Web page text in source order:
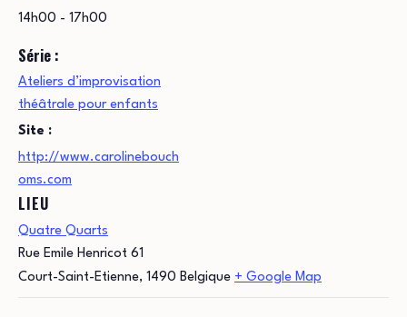
14h00 - 17h00
Série :
Ateliers d’improvisation
théâtrale pour enfants
Site :
http://www.carolinebouch
oms.com
LIEU
Quatre Quarts
Rue Emile Henricot 61
Court-Saint-Etienne, 1490 Belgique + Google Map